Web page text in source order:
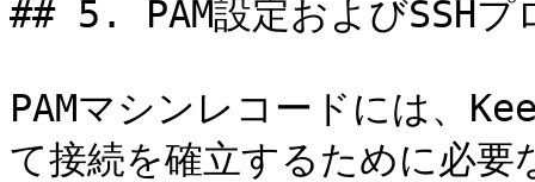
## 5. PAM設定およびSSHプ
PAMマシンレコードには、
て接続を確立するために必要